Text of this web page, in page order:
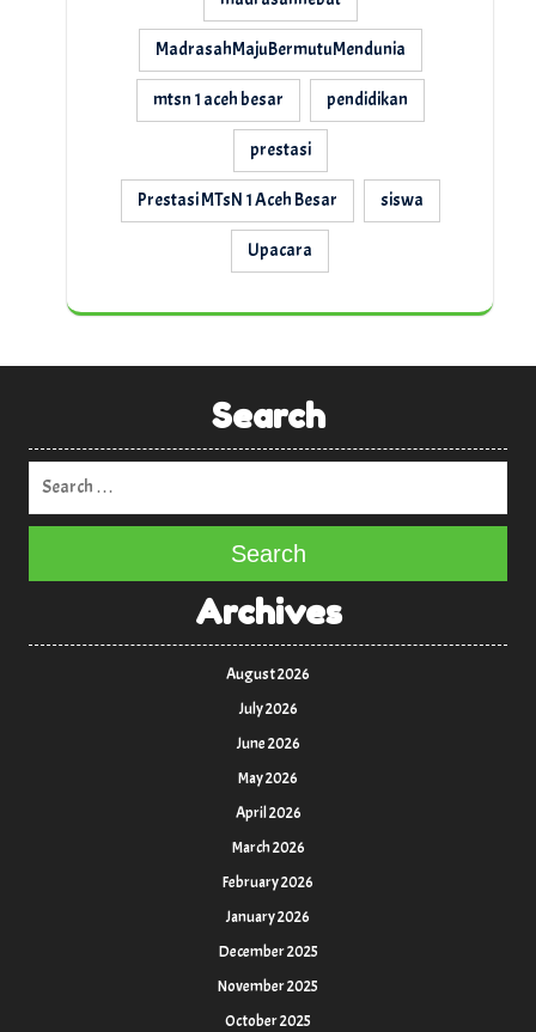
MadrasahMajuBermutuMendunia
mtsn 1 aceh besar pendidikan
prestasi
Prestasi MTsN 1 Aceh Besar siswa
Upacara
Search
Search
Archives
August 2026
July 2026
June 2026
May 2026
April 2026
March 2026
February 2026
January 2026
December 2025
November 2025
October 2025